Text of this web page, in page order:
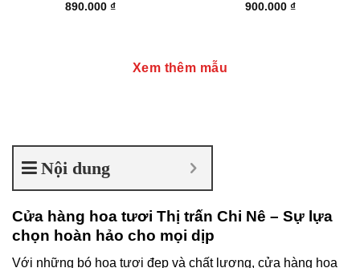
890.000 ₫
900.000 ₫
Xem thêm mẫu
Nội dung
Cửa hàng hoa tươi Thị trấn Chi Nê – Sự lựa
chọn hoàn hảo cho mọi dịp
Với những bó hoa tươi đẹp và chất lượng, cửa hàng hoa